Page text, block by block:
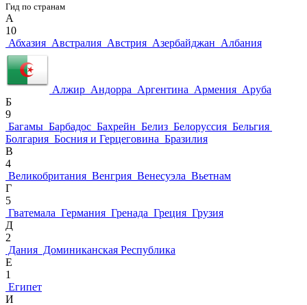
Гид по странам
А
10
Абхазия Австралия Австрия Азербайджан Албания
Алжир Андорра Аргентина Армения Аруба
Б
9
Багамы Барбадос Бахрейн Белиз Белоруссия Бельгия
Болгария Босния и Герцеговина Бразилия
В
4
Великобритания Венгрия Венесуэла Вьетнам
Г
5
Гватемала Германия Гренада Греция Грузия
Д
2
Дания Доминиканская Республика
Е
1
Египет
И